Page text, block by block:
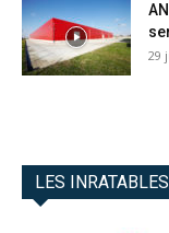
29
LES INRATABLES